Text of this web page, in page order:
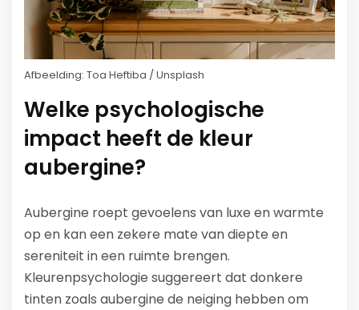
Afbeelding: Toa Heftiba / Unsplash
Welke psychologische
impact heeft de kleur
aubergine?
Aubergine roept gevoelens van luxe en warmte
op en kan een zekere mate van diepte en
sereniteit in een ruimte brengen.
Kleurenpsychologie suggereert dat donkere
tinten zoals aubergine de neiging hebben om